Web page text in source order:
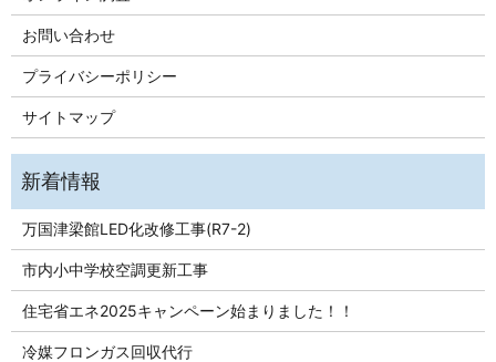
お問い合わせ
プライバシーポリシー
サイトマップ
万国津梁館LED化改修工事(R7-2)
市内小中学校空調更新工事
住宅省エネ2025キャンペーン始まりました！！
冷媒フロンガス回収代行